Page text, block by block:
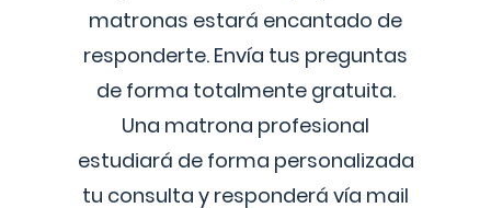
matronas estará encantado de
responderte. Envía tus preguntas
de forma totalmente gratuita.
Una matrona profesional
estudiará de forma personalizada
tu consulta y responderá vía mail